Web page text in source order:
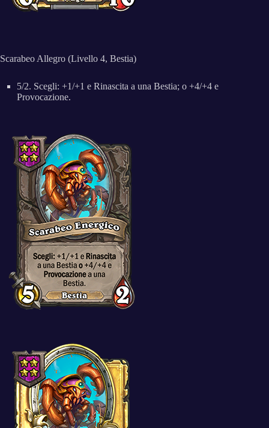
Scarabeo Allegro (Livello 4, Bestia)
5/2. Scegli: +1/+1 e Rinascita a una Bestia; o +4/+4 e
Provocazione.